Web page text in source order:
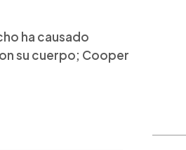
ha causado
su cuerpo; Cooper